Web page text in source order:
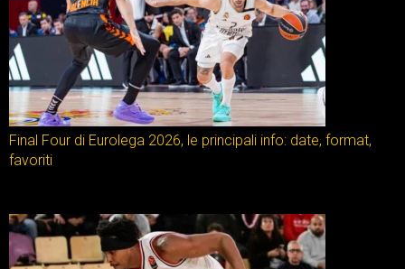
Final Four di Eurolega 2026, le principali info: date, format,
favoriti